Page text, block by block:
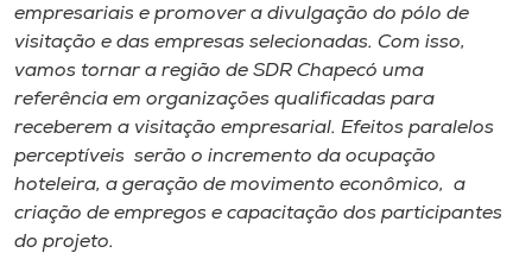
empresariais e promover a divulgação do pólo de
visitação e das empresas selecionadas. Com isso,
vamos tornar a região de SDR Chapecó uma
referência em organizações qualificadas para
receberem a visitação empresarial. Efeitos paralelos
perceptíveis serão o incremento da ocupação
hoteleira, a geração de movimento econômico, a
criação de empregos e capacitação dos participantes
do projeto.